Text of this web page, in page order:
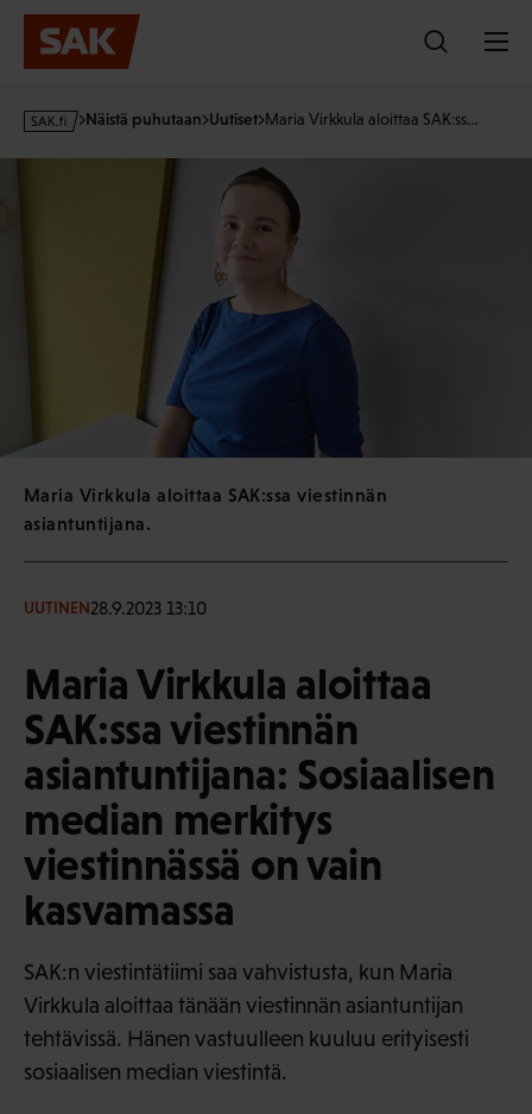
Hyppää
sisältöön
s
Näistä puhutaan Uutiset Maria Virkkula aloittaa SAK:ss…
Maria Virkkula aloittaa SAK:ssa viestinnän
asiantuntijana.
UUTINEN28.9.2023 13:10
Maria Virkkula aloittaa
SAK:ssa viestinnän
asiantuntijana: Sosiaalisen
median merkitys
viestinnässä on vain
kasvamassa
SAK:n viestintätiimi saa vahvistusta, kun Maria
Virkkula aloittaa tänään viestinnän asiantuntijan
tehtävissä. Hänen vastuulleen kuuluu erityisesti
sosiaalisen median viestintä.